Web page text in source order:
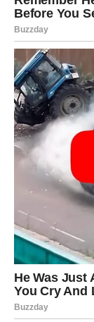
Pred vama su
Poruka koja
Zodijaka, ali
kojima se bivša
očekivali.
Zvijezde sada
nestanu i da
onda kada